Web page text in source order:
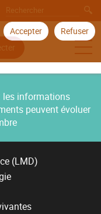
Accepter Refuser
les informations
peuvent évoluer
(LMD)